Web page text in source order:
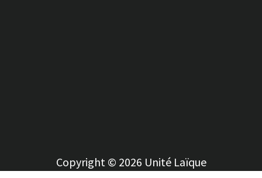
Copyright © 2026 Unité Laïque